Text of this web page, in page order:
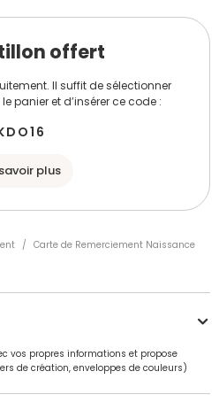
offert
Il suffit de sélectionner
panier et d’insérer ce code :
plus
/ Carte de Remerciement Naissance
vos propres informations et propose
de création, enveloppes de couleurs)